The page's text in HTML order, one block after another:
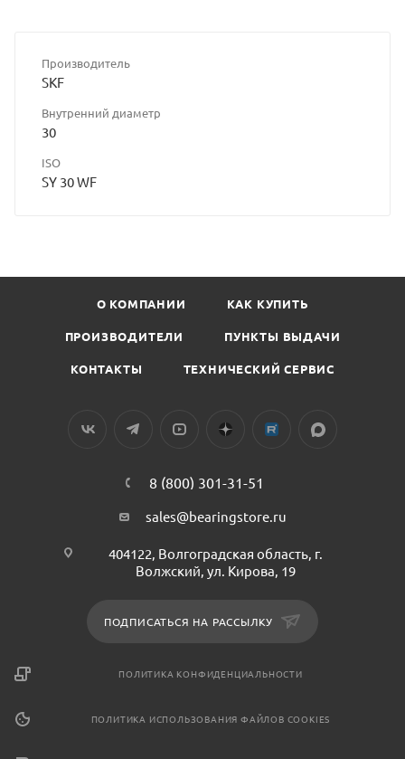
Производитель
SKF
Внутренний диаметр
30
ISO
SY 30 WF
О КОМПАНИИ КАК КУПИТЬ
ПРОИЗВОДИТЕЛИ ПУНКТЫ ВЫДАЧИ
КОНТАКТЫ ТЕХНИЧЕСКИЙ СЕРВИС
8 (800) 301-31-51
sales@bearingstore.ru
404122, Волгоградская область, г.
Волжский, ул. Кирова, 19
ПОДПИСАТЬСЯ НА РАССЫЛКУ
ПОЛИТИКА КОНФИДЕНЦИАЛЬНОСТИ
ПОЛИТИКА ИСПОЛЬЗОВАНИЯ ФАЙЛОВ COOKIES